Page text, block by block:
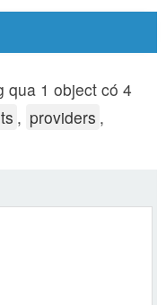
qua 1 object có 4
, providers ,